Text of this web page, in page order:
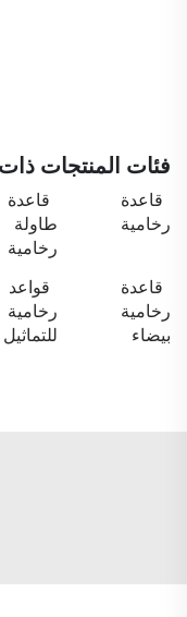
فئات المنتجات
قاعدة
رخامية
قاعدة
طاولة
رخامية
قاعدة
رخامية
بيضاء
قواعد
رخامية
للتماثيل